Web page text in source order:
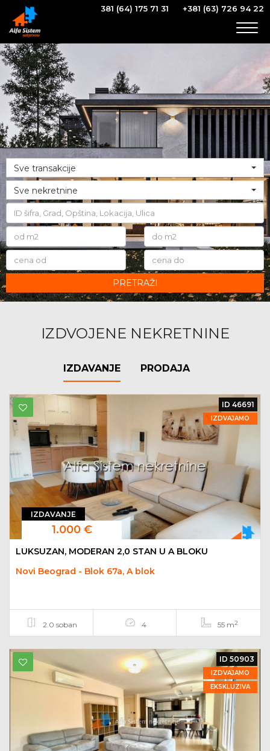
381 (64) 175 71 31 +381 (63) 726 94 22
Sve transakcije
Sve nekretnine
PRETRAŽI
IZDVOJENE NEKRETNINE
IZDAVANJE PRODAJA
IZDAVANJE
1.000 €
ID 46691
IZDVAJAMO
LUKSUZAN, MODERAN 2,0 STAN U A BLOKU
Novi Beograd - Blok 67a, A blok
2.0 soban 4 55 m2
ID 50903
IZDVAJAMO
EKSKLUZIVA